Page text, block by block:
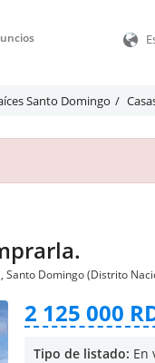
Santo Domingo
Santo Domingo (Distrito
2 125 000
Tipo de listado: En